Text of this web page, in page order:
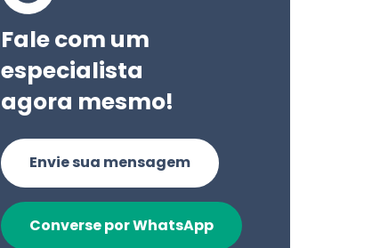
Fale com um
especialista
agora mesmo!
Envie sua mensagem
Converse por WhatsApp